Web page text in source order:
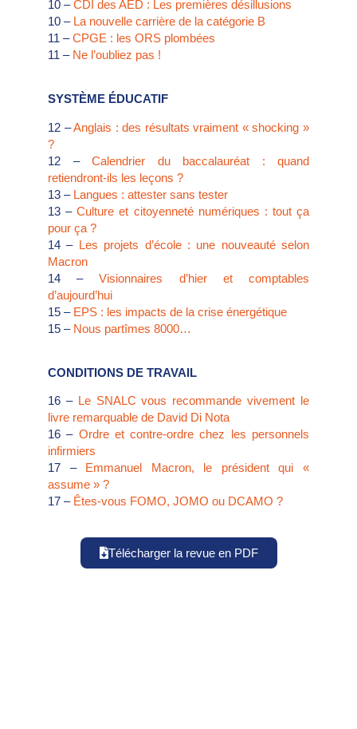
10 –CDI des AED : Les premières désillusions
10 – La nouvelle carrière de la catégorie B
11 –CPGE : les ORS plombées
11 – Ne l’oubliez pas !
SYSTÈME ÉDUCATIF
12 –Anglais : des résultats vraiment « shocking »
?
12 – Calendrier du baccalauréat : quand
retiendront-ils les leçons ?
13 – Langues : attester sans tester
13 –Culture et citoyenneté numériques : tout ça
pour ça ?
14 – Les projets d’école : une nouveauté selon
Macron
14 –Visionnaires d’hier et comptables
d’aujourd’hui
15 – EPS : les impacts de la crise énergétique
15 – Nous partîmes 8000…
CONDITIONS DE TRAVAIL
16 – Le SNALC vous recommande vivement le
livre remarquable de David Di Nota
16 – Ordre et contre-ordre chez les personnels
infirmiers
17 – Emmanuel Macron, le président qui «
assume » ?
17 – Êtes-vous FOMO, JOMO ou DCAMO ?
Télécharger la revue en PDF